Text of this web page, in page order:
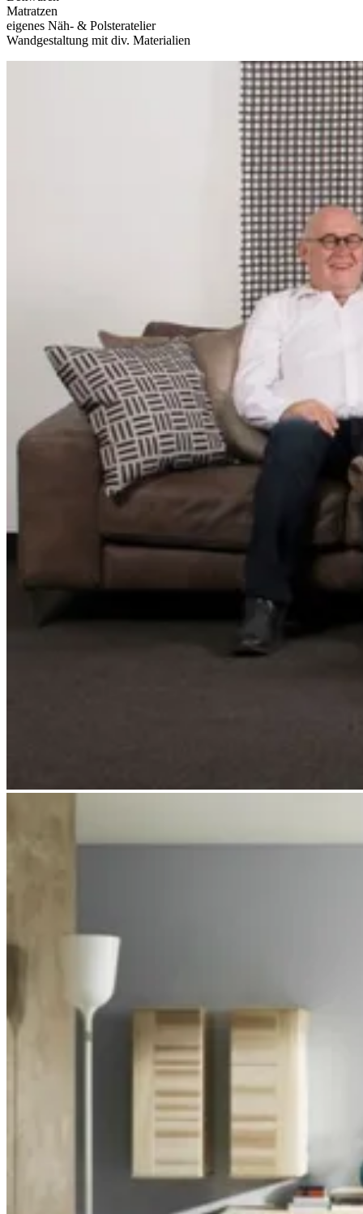
Matratzen
eigenes Näh- & Polsteratelier
Wandgestaltung mit div. Materialien